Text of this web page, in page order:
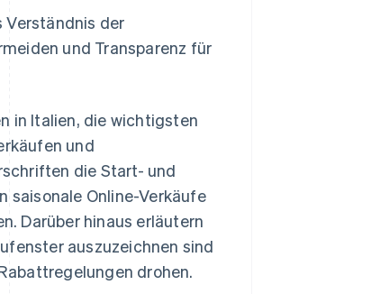
Verständnis der
und Transparenz für
in Italien, die wichtigsten
und
die Start- und
saisonale Online-Verkäufe
Darüber hinaus erläutern
auszuzeichnen sind
drohen.